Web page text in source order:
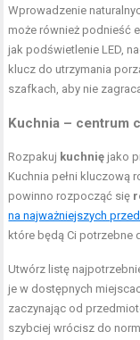
Wprowadzenie
może również podnieść
jak podświetlenie LED,
klucz do utrzymania
szafkach, aby nie
Kuchnia – centrum
Rozpakuj kuchnię jako
Kuchnia pełni kluczową
powinno rozpocząć się
na najważniejszych
które będą Ci potrzebne
Utwórz listę
je w dostępnych
zaczynając od
szybciej wrócisz do